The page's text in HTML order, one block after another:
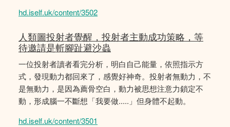
hd.iself.uk/content/3502
人類圖投射者覺醒，投射者主動成功策略，等
待邀請是斬腳趾避沙蟲
一位投射者讀者看完分析，明白自己能量，依照指示方
式，發現動力都回來了，感覺好神奇。投射者無動力，不
是無動力，是因為薦骨空白，動力被思想注意力鎖定不
動，形成腦一不斷想「我要做.....」但身體不起動。
hd.iself.uk/content/3501